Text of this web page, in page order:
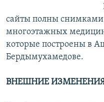
сайты полны
многоэтажных
которые построены в
Бердымухамедове.
ВНЕШНИЕ